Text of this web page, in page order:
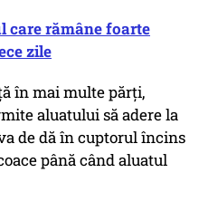
care rămâne foarte
zile
în mai multe părți,
aluatului să adere la
de dă în cuptorul încins
până când aluatul